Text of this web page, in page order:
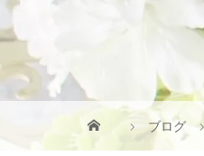
ブログ